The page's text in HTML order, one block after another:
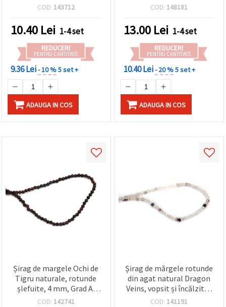
COD: 143712
10.40 Lei 1-4 set
REDUCERI
PENTRU CANTITATE
9.36 Lei- 10 %5 set +
ADAUGA IN COS
Perfect pentru designuri
handmade
COD: 148181
13.00 Lei 1-4 set
REDUCERI
PENTRU CANTITATE
10.40 Lei- 20 %5 set +
ADAUGA IN COS
Șirag de margele Ochi de
Tigru naturale, rotunde
șlefuite, 4 mm, Grad A,
~98 buc, maro-auriu –
COD: 142741
Șirag de mărgele rotunde
din agat natural Dragon
Veins, vopsit și încălzit, 4
mm, aprox. 90 buc.
COD: 141191